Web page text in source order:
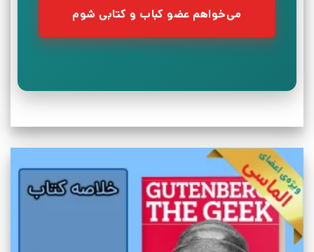
می‌خواهم عضو کباب و کتابی شوم